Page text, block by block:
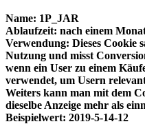
Name: 1P_JAR
Ablaufzeit: nach einem
Verwendung: Dieses Cookie
Nutzung und misst
wenn ein User zu einem
verwendet, um Usern
Weiters kann man mit dem
dieselbe Anzeige mehr als
Beispielwert: 2019-5-14-12